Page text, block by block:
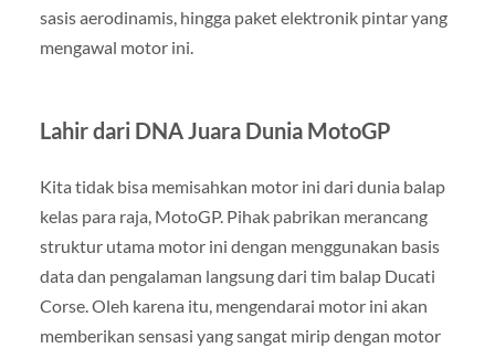
sasis aerodinamis, hingga paket elektronik pintar yang
mengawal motor ini.
Lahir dari DNA Juara Dunia MotoGP
Kita tidak bisa memisahkan motor ini dari dunia balap
kelas para raja, MotoGP. Pihak pabrikan merancang
struktur utama motor ini dengan menggunakan basis
data dan pengalaman langsung dari tim balap Ducati
Corse. Oleh karena itu, mengendarai motor ini akan
memberikan sensasi yang sangat mirip dengan motor